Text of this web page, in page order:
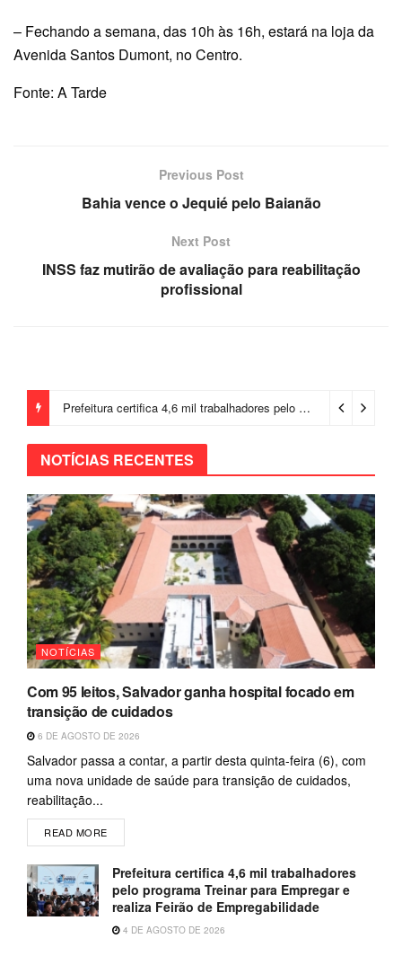
– Fechando a semana, das 10h às 16h, estará na loja da
Avenida Santos Dumont, no Centro.
Fonte: A Tarde
Previous Post
Bahia vence o Jequié pelo Baianão
Next Post
INSS faz mutirão de avaliação para reabilitação
profissional
Prefeitura certifica 4,6 mil trabalhadores pelo programa Treinar para Empregar e realiza Feirão de Empregabilidade
NOTÍCIAS RECENTES
NOTÍCIAS
Com 95 leitos, Salvador ganha hospital focado em
transição de cuidados
6 DE AGOSTO DE 2026
Salvador passa a contar, a partir desta quinta-feira (6), com
uma nova unidade de saúde para transição de cuidados,
reabilitação...
READ MORE
Prefeitura certifica 4,6 mil trabalhadores
pelo programa Treinar para Empregar e
realiza Feirão de Empregabilidade
4 DE AGOSTO DE 2026